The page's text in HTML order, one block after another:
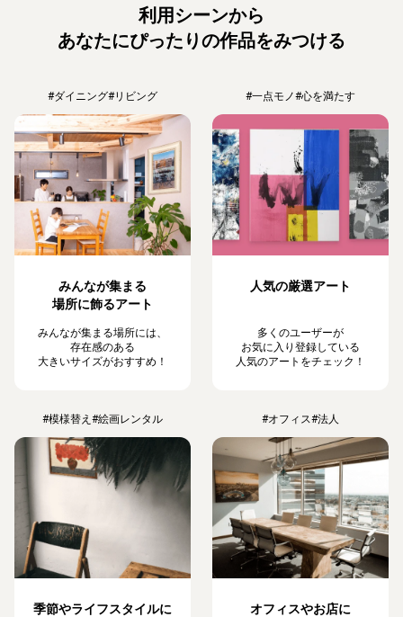
利用シーンから
あなたにぴったりの作品をみつける
#ダイニング#リビング
みんなが集まる
場所に飾るアート
みんなが集まる場所には、
存在感のある
大きいサイズがおすすめ！
#一点モノ#心を満たす
人気の厳選アート
多くのユーザーが
お気に入り登録している
人気のアートをチェック！
#模様替え #絵画レンタル
季節やライフスタイルに
#オフィス#法人
オフィスやお店に